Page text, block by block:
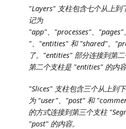
"Layers" 支柱包含七个从上到
记为
"app"、"processes"、
"、"entities" 和 "shared"。
了。"entities" 部分连接到第
第二个支柱是 "entities" 的内容
"Slices" 支柱包含三个从上到
为 "user"、"post" 和
的方式连接到第三个支柱
"post" 的内容。